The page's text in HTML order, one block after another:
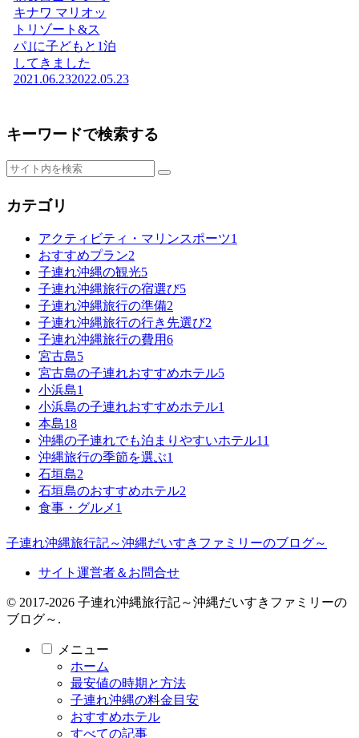
キナワ マリオッ
トリゾート&ス
パ｣に子どもと1泊
してきました
2021.06.232022.05.23
キーワードで検索する
カテゴリ
アクティビティ・マリンスポーツ1
おすすめプラン2
子連れ沖縄の観光5
子連れ沖縄旅行の宿選び5
子連れ沖縄旅行の準備2
子連れ沖縄旅行の行き先選び2
子連れ沖縄旅行の費用6
宮古島5
宮古島の子連れおすすめホテル5
小浜島1
小浜島の子連れおすすめホテル1
本島18
沖縄の子連れでも泊まりやすいホテル11
沖縄旅行の季節を選ぶ1
石垣島2
石垣島のおすすめホテル2
食事・グルメ 1
子連れ沖縄旅行記～沖縄だいすきファミリーのブログ～
サイト運営者＆お問合せ
© 2017-2026 子連れ沖縄旅行記～沖縄だいすきファミリーの
ブログ～.
メニュー
ホーム
最安値の時期と方法
子連れ沖縄の料金目安
おすすめホテル
すべての記事